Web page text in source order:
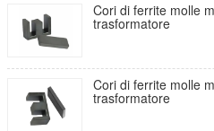
Cori di ferrite molle
trasformatore
Cori di ferrite molle
trasformatore